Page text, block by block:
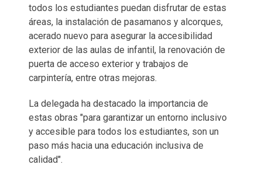
todos los estudiantes puedan disfrutar de estas
áreas, la instalación de pasamanos y alcorques,
acerado nuevo para asegurar la accesibilidad
exterior de las aulas de infantil, la renovación de
puerta de acceso exterior y trabajos de
carpintería, entre otras mejoras.
La delegada ha destacado la importancia de
estas obras "para garantizar un entorno inclusivo
y accesible para todos los estudiantes, son un
paso más hacia una educación inclusiva de
calidad".